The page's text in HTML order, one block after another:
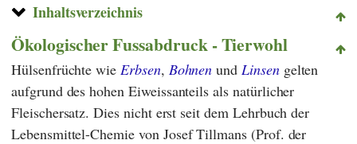
Inhaltsverzeichnis
Ökologischer Fussabdruck - Tierwohl
Hülsenfrüchte wieErbsen, Bohnen undLinsengelten
aufgrund des hohen Eiweissanteils als natürlicher
Fleischersatz. Dies nicht erst seit dem Lehrbuch der
Lebensmittel-Chemievon Josef Tillmans(Prof. der